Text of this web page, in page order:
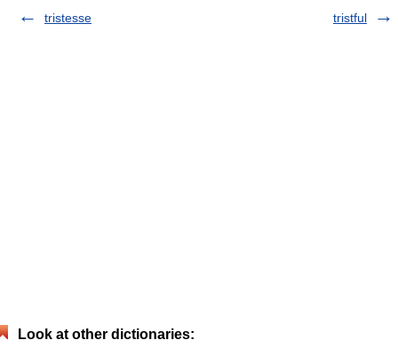
tristesse
tristful
Look at other dictionaries: